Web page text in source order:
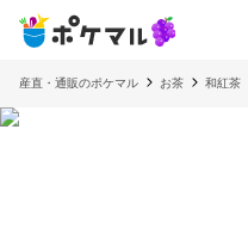
産直・通販のポケマル お茶 和紅茶